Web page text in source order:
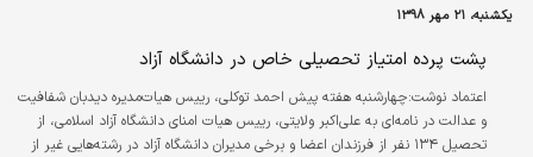
یکشنبه، ۲۱ مهر ۱۳۹۸
پشت‌ پرده امتیاز تحصیلی‌ خاص در دانشگاه آزاد
اعتماد نوشت:چهارشنبه هفته پیش احمد توکلی، رییس هیات‌مدیره دیدبان شفافیت
و عدالت در نامه‌ای به علی‌اکبر ولایتی، رییس هیات امنای دانشگاه آزاد اسلامی، از
تحصیل ۱۳۴ نفر از فرزندان اعضا و برخی مدیران دانشگاه آزاد در رشته‌هایی غیر از